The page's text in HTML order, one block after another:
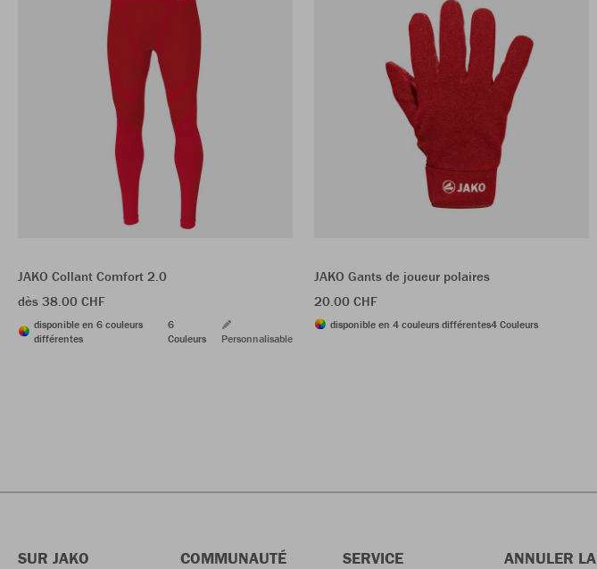
JAKO Collant Comfort 2.0
dès 38.00 CHF
disponible en 6 couleurs
différentes
6
Couleurs
Personnalisable
JAKO Gants de joueur polaires
20.00 CHF
disponible en 4 couleurs différentes4 Couleurs
SUR JAKO
COMMUNAUTÉ
SERVICE
ANNULER LA